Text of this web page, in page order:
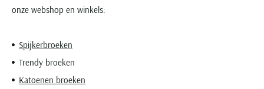
onze webshop en winkels:
Spijkerbroeken
Trendy broeken
Katoenen broeken